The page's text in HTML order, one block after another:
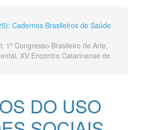
Cadernos Brasileiros de Saúde
1º Congresso Brasileiro de Arte,
XV Encontro Catarinense de
DO USO